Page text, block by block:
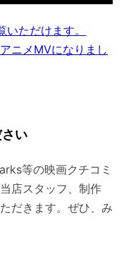
ただけます。
ニメMVになりまし
い
等の映画クチコミ
店スタッフ、制作
だきます。ぜひ、み